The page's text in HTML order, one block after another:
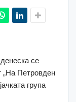
се
„На Петровден
група